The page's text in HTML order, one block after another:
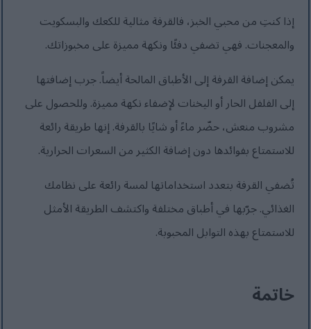
إذا كنتِ من محبي الخبز، فالقرفة مثالية للكعك والبسكويت
والمعجنات. فهي تضفي دفئًا ونكهة مميزة على مخبوزاتك.
يمكن إضافة القرفة إلى الأطباق المالحة أيضاً. جرب إضافتها
إلى الفلفل الحار أو اليخنات لإضفاء نكهة مميزة. وللحصول على
مشروب منعش، حضّر ماءً أو شايًا بالقرفة. إنها طريقة رائعة
للاستمتاع بفوائدها دون إضافة الكثير من السعرات الحرارية.
تُضفي القرفة بتعدد استخداماتها لمسة رائعة على نظامك
الغذائي. جرّبها في أطباق مختلفة واكتشف الطريقة الأمثل
للاستمتاع بهذه التوابل المحبوبة.
خاتمة